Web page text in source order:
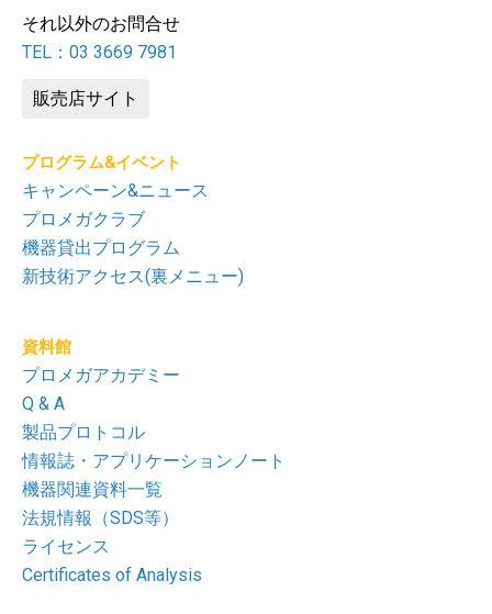
それ以外のお問合せ
TEL：03 3669 7981
販売店サイト
プログラム&イベント
キャンペーン&ニュース
プロメガクラブ
機器貸出プログラム
新技術アクセス(裏メニュー)
資料館
プロメガアカデミー
Q & A
製品プロトコル
情報誌・アプリケーションノート
機器関連資料一覧
法規情報（SDS等）
ライセンス
Certificates of Analysis